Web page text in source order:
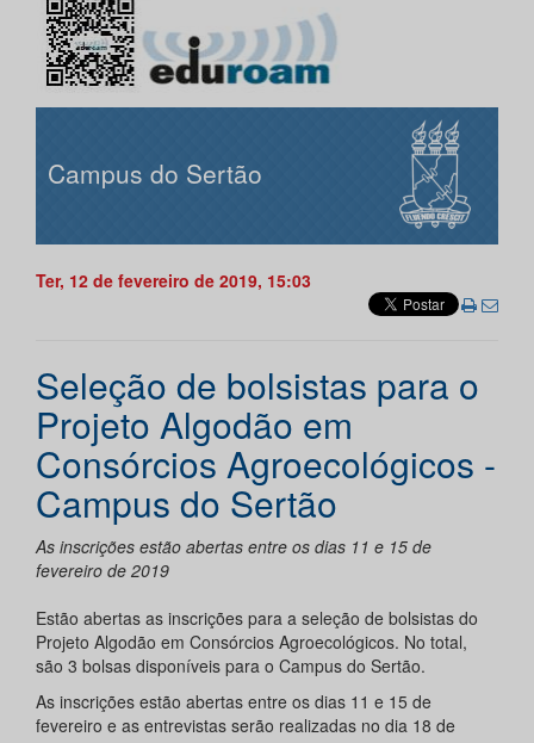
Campus do Sertão
Ter, 12 de fevereiro de 2019, 15:03
Seleção de bolsistas para o
Projeto Algodão em
Consórcios Agroecológicos -
Campus do Sertão
As inscrições estão abertas entre os dias 11 e 15 de
fevereiro de 2019
Estão abertas as inscrições para a seleção de bolsistas do
Projeto Algodão em Consórcios Agroecológicos. No total,
são 3 bolsas disponíveis para o Campus do Sertão.
As inscrições estão abertas entre os dias 11 e 15 de
fevereiro e as entrevistas serão realizadas no dia 18 de